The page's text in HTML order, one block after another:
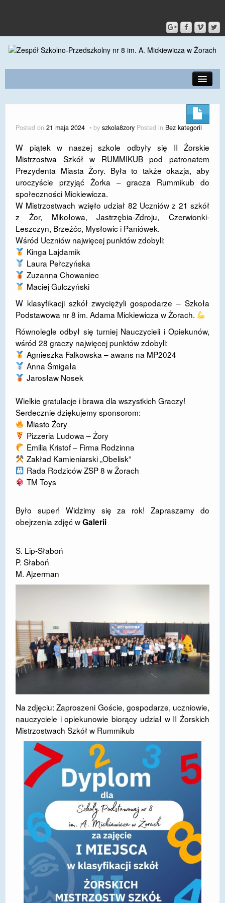
DLA RODZICÓW I UCZNIÓW
DLA PRACOWNIKÓW
GALERIA
SPORT
DOSTĘPNOŚĆ
POLITYKA PRYWATNOŚCI
RODO
EGZAMIN ÓSMOKLASISTY
STANDARDY OCHRONY MAŁOLETNICH
PROJEKT ,,SZKOŁY Z JAKOŚCIĄ – ROZWÓJ
KSZTAŁCENIA OGÓLNEGO NA TERENIE MIASTA
ŻORY”
REKRUTACJA 2026/2027
mLegitymacja
Posted on 21 maja 2024 by szkola8zory Posted in Bez kategorii
W piątek w naszej szkole odbyły się II Żorskie
Mistrzostwa Szkół w RUMMIKUB pod patronatem
Prezydenta Miasta Żory. Była to także okazja, aby
uroczyście przyjąć Żorka – gracza Rummikub do
społeczności Mickiewicza.
W Mistrzostwach wzięło udział 82 Uczniów z 21 szkół
z Żor, Mikołowa, Jastrzębia-Zdroju, Czerwionki-
Leszczyn, Brzeźćc, Mysłowic i Paniówek.
Wśród Uczniów najwięcej punktów zdobyli:
Kinga Lajdamik
Laura Pełczyńska
Zuzanna Chowaniec
Maciej Gulczyński
W klasyfikacji szkół zwyciężyli gospodarze – Szkoła
Podstawowa nr 8 im. Adama Mickiewicza w Żorach.
Równolegle odbył się turniej Nauczycieli i Opiekunów,
wśród 28 graczy najwięcej punktów zdobyli:
Agnieszka Falkowska – awans na MP2024
Anna Śmigała
Jarosław Nosek
Wielkie gratulacje i brawa dla wszystkich Graczy!
Serdecznie dziękujemy sponsorom:
Miasto Żory
Pizzeria Ludowa – Żory
Emilia Kristof – Firma Rodzinna
Zakład Kamieniarski „Obelisk”
Rada Rodziców ZSP 8 w Żorach
TM Toys
Było super! Widzimy się za rok! Zapraszamy do
obejrzenia zdjęć wGalerii
S. Lip-Słaboń
P. Słaboń
M. Ajzerman
Na zdjęciu: Zaproszeni Goście, gospodarze, uczniowie,
nauczyciele i opiekunowie biorący udział w II Żorskich
Mistrzostwach Szkół w Rummikub